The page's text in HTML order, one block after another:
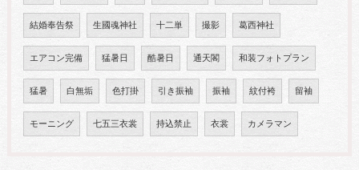
結婚奉告祭 生國魂神社 十二単 撮影 葛西神社
エアコン完備 猛暑日 酷暑日 通天閣 和装フォトプラン
猛暑 白無垢 色打掛 引き振袖 振袖 紋付袴 留袖
モーニング 七五三衣裳 持込禁止 衣裳 カメラマン